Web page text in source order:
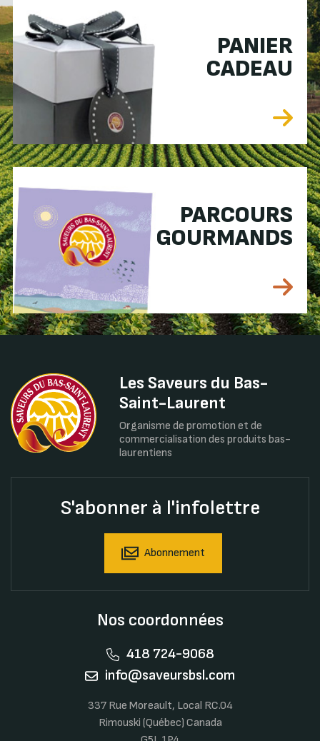
PANIER
CADEAU
PARCOURS
GOURMANDS
Les Saveurs du Bas-
Saint-Laurent
Organisme de promotion et de
commercialisation des produits bas-
laurentiens
S'abonner à l'infolettre
Abonnement
Nos coordonnées
418 724-9068
info@saveursbsl.com
337 Rue Moreault, Local RC.04
Rimouski (Québec) Canada